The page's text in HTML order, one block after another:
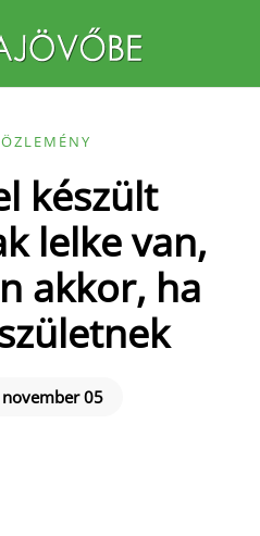
készült
lelke van,
akkor, ha
05